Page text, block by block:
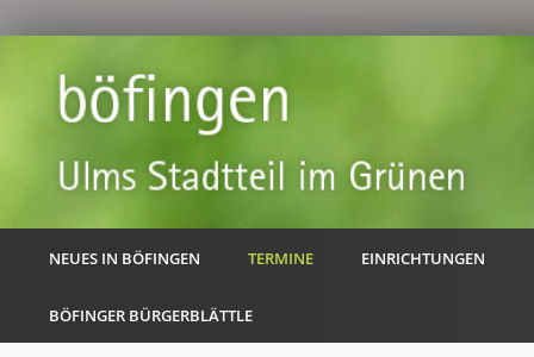
NEUES IN BÖFINGEN TERMINE EINRICHTUNGEN
BÖFINGER BÜRGERBLÄTTLE